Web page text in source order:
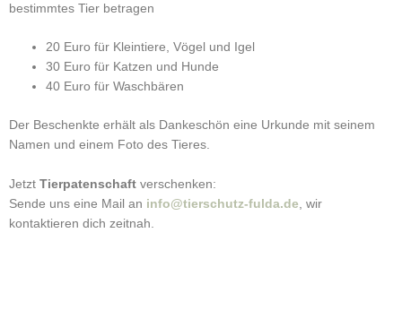
bestimmtes Tier betragen
20 Euro für Kleintiere, Vögel und Igel
30 Euro für Katzen und Hunde
40 Euro für Waschbären
Der Beschenkte erhält als Dankeschön eine Urkunde mit seinem
Namen und einem Foto des Tieres.
Jetzt Tierpatenschaft verschenken:
Sende uns eine Mail an info@tierschutz-fulda.de , wir
kontaktieren dich zeitnah.